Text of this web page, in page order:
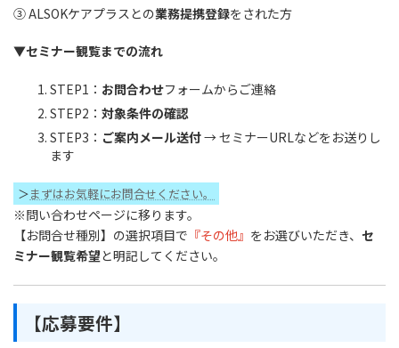
③ ALSOKケアプラスとの業務提携登録をされた方
▼セミナー観覧までの流れ
STEP1： お問合わせフォームからご連絡
STEP2： 対象条件の確認
STEP3： ご案内メール送付→ セミナーURLなどをお送りし
ます
＞まずはお気軽にお問合せください。
※問い合わせページに移ります。
【お問合せ種別】の選択項目で 『その他』 をお選びいただき、 セ
ミナー観覧希望と明記してください。
【応募要件】